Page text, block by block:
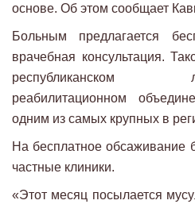
основе. Об этом сообщает
Больным предлагается
врачебная консультация.
республиканском
реабилитационном
одним из самых крупных в
На бесплатное обсаживание
частные клиники.
«Этот месяц посылается